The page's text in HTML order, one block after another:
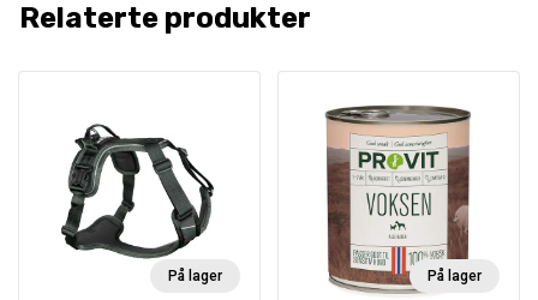
Relaterte produkter
På lager På lager